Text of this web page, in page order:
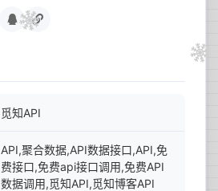
觅知API
API,聚合数据,API数据接口,API,免
费接口,免费api接口调用,免费API
数据调用,觅知API,觅知博客API